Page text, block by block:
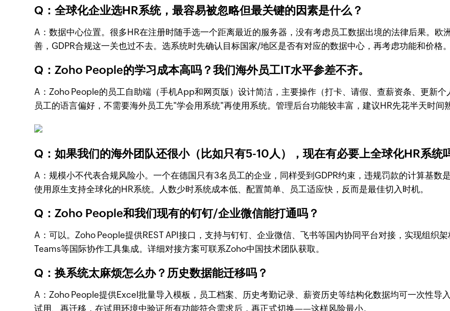
Q：全球化企业选HR系统，最容易被忽略但最关键的因素是什么？
A：数据中心位置。很多HR在注册时随手选一个距离最近的服务器，没有考虑员工数据出境的法律后果。
善，GDPR合规这一关也过不去。选系统时先确认目标国家/地区是否有对应的数据中心，再考虑功能和价格。
Q：Zoho People的学习成本高吗？我们海外员工IT水平参差不齐。
A：Zoho People的员工自助端（手机App和网页版）设计简洁，主要操作（打卡、请假、查薪资条、更新
员工的语言偏好，不需要海外员工先"学会用系统"再使用系统。管理后台功能较丰富，建议HR先花半天时间
Q：如果我们的海外团队还很小（比如只有5-10人），现在有必要上全球化HR系统
A：规模小不代表合规风险小。一个在德国只有3名员工的企业，同样受到GDPR约束，违规罚款的计算基数
使用原生支持全球化的HR系统。人数少时系统成本低、配置简单、员工适应快，反而是最佳切入时机。
Q：Zoho People和我们现有的钉钉/企业微信能打通吗？
A：可以。Zoho People提供REST API接口，支持与钉钉、企业微信、飞书等国内协同平台对接，实现组织
Teams等国际协作工具集成。详细对接方案可联系Zoho中国技术团队获取。
Q：换系统太麻烦怎么办？历史数据能迁移吗？
A：Zoho People提供Excel批量导入模板，员工档案、历史考勤记录、薪资历史等结构化数据均可一次性导
试用、再迁移，在试用环境中验证所有功能符合需求后，再正式切换——这样风险最小。